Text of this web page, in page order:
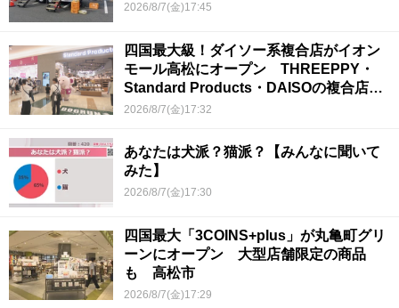
2026/8/7(金)17:45
四国最大級！ダイソー系複合店がイオン
モール高松にオープン THREEPPY・
Standard Products・DAISOの複合店は
香川県初
2026/8/7(金)17:32
あなたは犬派？猫派？【みんなに聞いて
みた】
2026/8/7(金)17:30
四国最大「3COINS+plus」が丸亀町グリ
ーンにオープン 大型店舗限定の商品
も 高松市
2026/8/7(金)17:29